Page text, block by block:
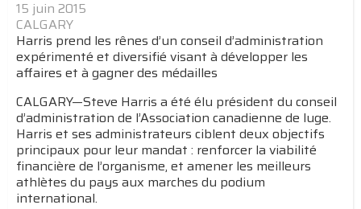
15 juin 2015
CALGARY
Harris prend les rênes d’un conseil d’administration
expérimenté et diversifié visant à développer les
affaires et à gagner des médailles
CALGARY—Steve Harris a été élu président du conseil
d’administration de l’Association canadienne de luge.
Harris et ses administrateurs ciblent deux objectifs
principaux pour leur mandat : renforcer la viabilité
financière de l’organisme, et amener les meilleurs
athlètes du pays aux marches du podium
international.